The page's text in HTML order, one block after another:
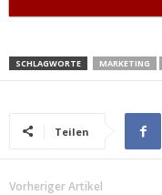
SCHLAGWORTE MARKETING
Teilen
Vorheriger Artikel